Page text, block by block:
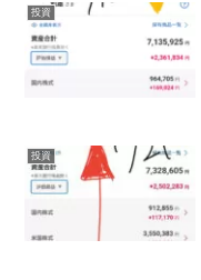
投資
投資